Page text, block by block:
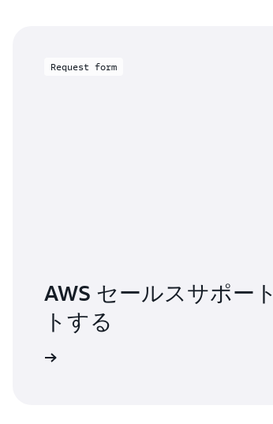
Request form
AWS セールスサポー
トする